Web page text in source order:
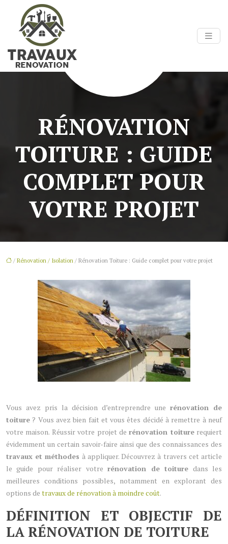
RÉNOVATION
TOITURE : GUIDE
COMPLET POUR
VOTRE PROJET
/ Rénovation / Isolation / Rénovation Toiture : Guide complet pour votre projet
Vous avez pris la décision d’entreprendre une rénovation de
toiture ? Vous avez bien fait et vous êtes décidé à remettre à neuf
votre maison. Réussir votre projet derénovation toiturerequiert
évidemment un certain savoir-faire ainsi que des connaissances des
travaux et méthodes à appliquer. Découvrez à travers cet article
le guide pour réaliser votrerénovation de toiture dans les
meilleures conditions possibles, notamment en explorant des
options de travaux de rénovation à moindre coût.
DÉFINITION ET OBJECTIF DE
LA RÉNOVATION DE TOITURE